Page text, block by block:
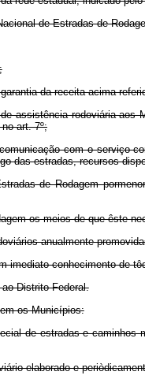
de Estradas de
da receita acima
assistência rodoviária
art. 7º;
com o serviço
das estradas, recursos
de Rodagem
os meios de que êste
anualmente
imediato conhecimento de
Distrito Federal.
os Municípios:
de estradas e
elaborado e